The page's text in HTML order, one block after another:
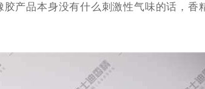
产品本身没有什么刺激性气味的话，香